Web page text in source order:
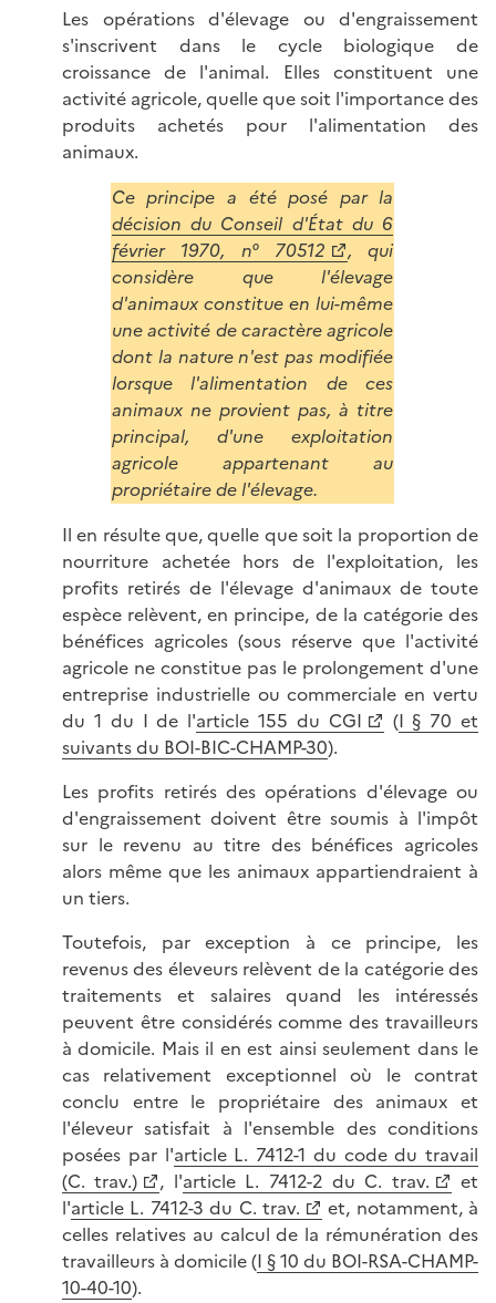
Les opérations d'élevage ou d'engraissement
s'inscrivent dans le cycle biologique de
croissance de l'animal. Elles constituent une
activité agricole, quelle que soit l'importance des
produits achetés pour l'alimentation des
animaux.
Ce principe a été posé par la
décision du Conseil d'État du 6
février 1970, n° 70512
, qui
considère que l'élevage
d'animaux constitue en lui-même
une activité de caractère agricole
dont la nature n'est pas modifiée
lorsque l'alimentation de ces
animaux ne provient pas, à titre
principal, d'une exploitation
agricole appartenant au
propriétaire de l'élevage.
Il en résulte que, quelle que soit la proportion de
nourriture achetée hors de l'exploitation, les
profits retirés de l'élevage d'animaux de toute
espèce relèvent, en principe, de la catégorie des
bénéfices agricoles (sous réserve que l'activité
agricole ne constitue pas le prolongement d'une
entreprise industrielle ou commerciale en vertu
du 1 du I de l'article 155 du CGI (I § 70 et
suivants du BOI-BIC-CHAMP-30).
Les profits retirés des opérations d'élevage ou
d'engraissement doivent être soumis à l'impôt
sur le revenu au titre des bénéfices agricoles
alors même que les animaux appartiendraient à
un tiers.
Toutefois, par exception à ce principe, les
revenus des éleveurs relèvent de la catégorie des
traitements et salaires quand les intéressés
peuvent être considérés comme des travailleurs
à domicile. Mais il en est ainsi seulement dans le
cas relativement exceptionnel où le contrat
conclu entre le propriétaire des animaux et
l'éleveur satisfait à l'ensemble des conditions
posées par l'article L. 7412-1 du code du travail
(C. trav.)
, l'article L. 7412-2 du C. trav.
et
l'article L. 7412-3 du C. trav.
et, notamment, à
celles relatives au calcul de la rémunération des
travailleurs à domicile (I § 10 du BOI-RSA-CHAMP-
10-40-10).